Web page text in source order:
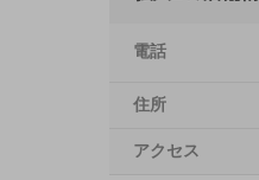
電話
住所
アクセス